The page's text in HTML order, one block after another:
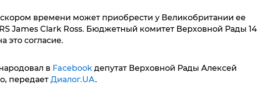
времени может приобрести у Великобритании ее
James Clark Ross. Бюджетный комитет Верховной Рады 14
это согласие.
в Facebookдепутат Верховной Рады Алексей
передает Диалог.UA.